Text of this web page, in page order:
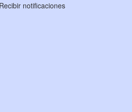
Recibir notificaciones